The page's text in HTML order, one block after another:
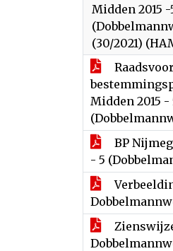
Midden 2015 -
(30/2021)
Midden 2015 -
BP
- 5